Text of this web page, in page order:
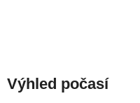
Výhled počasí